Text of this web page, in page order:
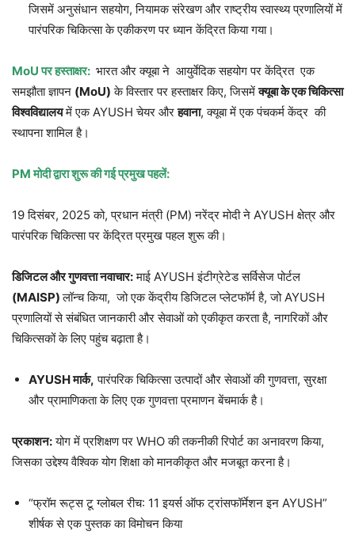
जिसमें अनुसंधान सहयोग, नियामक संरेखण और राष्ट्रीय स्वास्थ्य प्रणालियों में
पारंपरिक चिकित्सा के एकीकरण पर ध्यान केंद्रित किया गया।
MoU पर हस्ताक्षर: भारत और क्यूबा ने आयुर्वेदिक सहयोग पर केंद्रित एक
समझौता ज्ञापन (MoU) के विस्तार पर हस्ताक्षर किए, जिसमेंक्यूबा के एक चिकित्सा
विश्वविद्यालयमें एक AYUSH चेयर औरहवाना, क्यूबा में एक पंचकर्म केंद्र की
स्थापना शामिल है।
PM मोदी द्वारा शुरू की गई प्रमुख पहलें:
19 दिसंबर, 2025 को, प्रधान मंत्री (PM) नरेंद्र मोदी ने AYUSH क्षेत्र और
पारंपरिक चिकित्सा पर केंद्रित प्रमुख पहल शुरू की।
डिजिटल और गुणवत्ता नवाचार:माई AYUSH इंटीग्रेटेड सर्विसेज पोर्टल
(MAISP)लॉन्च किया, जो एक केंद्रीय डिजिटल प्लेटफॉर्म है, जो AYUSH
प्रणालियों से संबंधित जानकारी और सेवाओं को एकीकृत करता है, नागरिकों और
चिकित्सकों के लिए पहुंच बढ़ाता है।
AYUSH मार्क, पारंपरिक चिकित्सा उत्पादों और सेवाओं की गुणवत्ता, सुरक्षा
और प्रामाणिकता के लिए एक गुणवत्ता प्रमाणन बेंचमार्क है।
प्रकाशन:योग में प्रशिक्षण पर WHO की तकनीकी रिपोर्ट का अनावरण किया,
जिसका उद्देश्य वैश्विक योग शिक्षा को मानकीकृत और मजबूत करना है।
“फ्रॉम रूट्स टू ग्लोबल रीच: 11 इयर्स ऑफ ट्रांसफॉर्मेशन इन AYUSH”
शीर्षक से एक पुस्तक का विमोचन किया